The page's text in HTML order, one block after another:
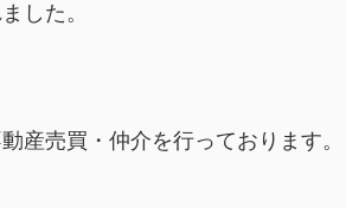
した。
産売買・仲介を行っております。